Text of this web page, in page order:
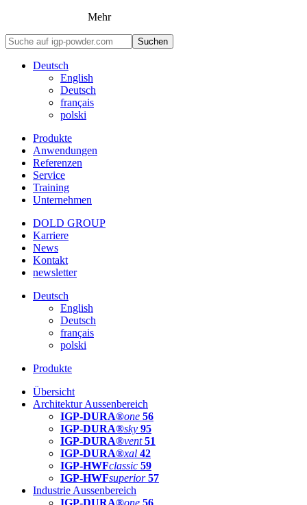
Mehr
Suchen
Deutsch
English
Deutsch
français
polski
Produkte
Anwendungen
Referenzen
Service
Training
Unternehmen
DOLD GROUP
Karriere
News
Kontakt
newsletter
Deutsch
English
Deutsch
français
polski
Produkte
Übersicht
Architektur Aussenbereich
IGP-DURA®one 56
IGP-DURA®sky 95
IGP-DURA®vent 51
IGP-DURA®xal 42
IGP-HWFclassic 59
IGP-HWFsuperior 57
Industrie Aussenbereich
IGP-DURA®one 56